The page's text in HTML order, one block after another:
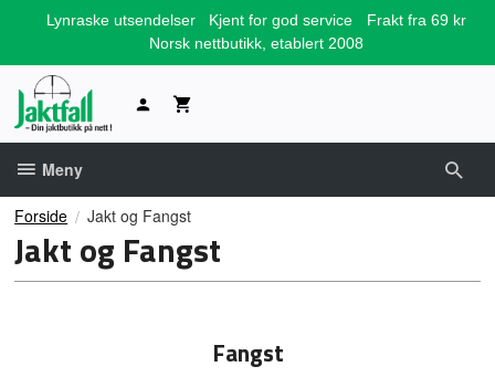
Lynraske utsendelser Kjent for god service
Frakt fra 69 kr
Norsk nettbutikk, etablert 2008
Meny
Forside Jakt og Fangst
Jakt og Fangst
Fangst